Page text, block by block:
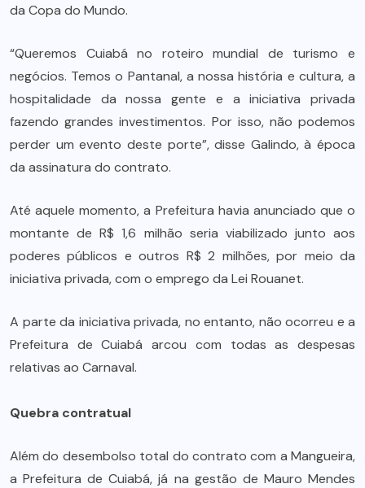
da Copa do Mundo.
“Queremos Cuiabá no roteiro mundial de turismo e
negócios. Temos o Pantanal, a nossa história e cultura, a
hospitalidade da nossa gente e a iniciativa privada
fazendo grandes investimentos. Por isso, não podemos
perder um evento deste porte”, disse Galindo, à época
da assinatura do contrato.
Até aquele momento, a Prefeitura havia anunciado que o
montante de R$ 1,6 milhão seria viabilizado junto aos
poderes públicos e outros R$ 2 milhões, por meio da
iniciativa privada, com o emprego da Lei Rouanet.
A parte da iniciativa privada, no entanto, não ocorreu e a
Prefeitura de Cuiabá arcou com todas as despesas
relativas ao Carnaval.
Quebra contratual
Além do desembolso total do contrato com a Mangueira,
a Prefeitura de Cuiabá, já na gestão de Mauro Mendes